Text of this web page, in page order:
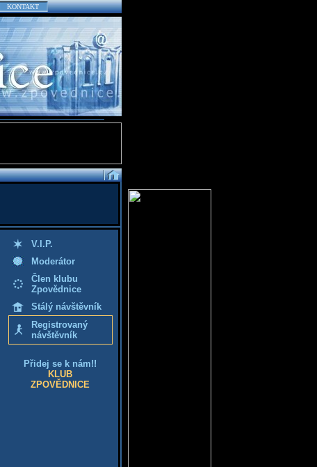
KONTAKT
V.I.P.
Moderátor
Člen klubu
Zpovědnice
Stálý návštěvník
Registrovaný
návštěvník
Přidej se k nám!!
KLUB
ZPOVĚDNICE